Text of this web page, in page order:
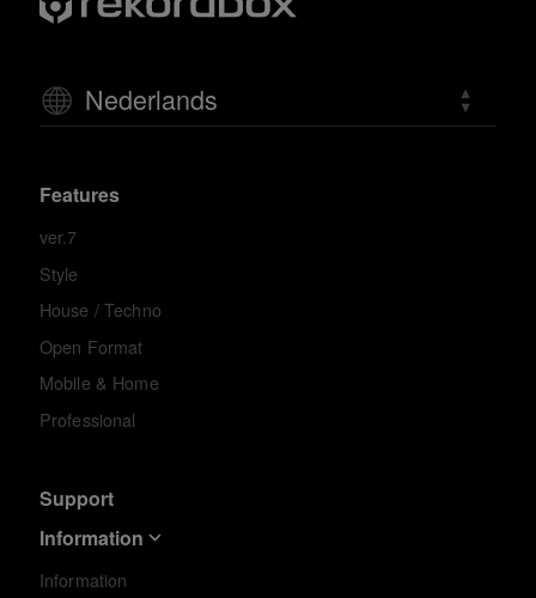
Nederlands
Features
ver.7
Style
House / Techno
Open Format
Mobile & Home
Professional
Support
Information
Information